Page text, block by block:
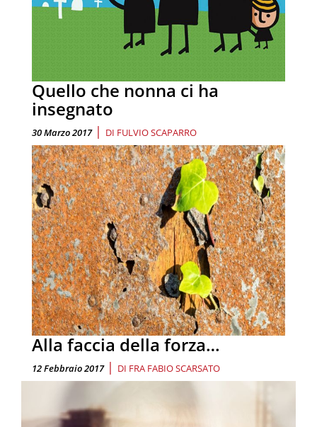
Quello che nonna ci ha
insegnato
30 Marzo 2017 | DI FULVIO SCAPARRO
Alla faccia della forza…
12 Febbraio 2017 | DI FRA FABIO SCARSATO